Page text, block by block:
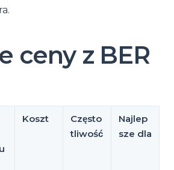
ceny z BER
Koszt
Często
tliwość
Najlep
sze dla